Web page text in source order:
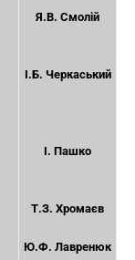
Я.В. Смолій
І.Б. Черкаський
І. Пашко
Т.З. Хромаєв
Ю.Ф. Лавренюк